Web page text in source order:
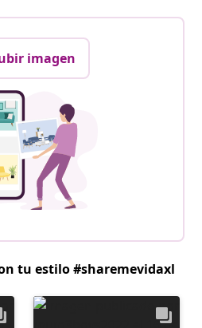
imagen
tu estilo #sharemevidaxl